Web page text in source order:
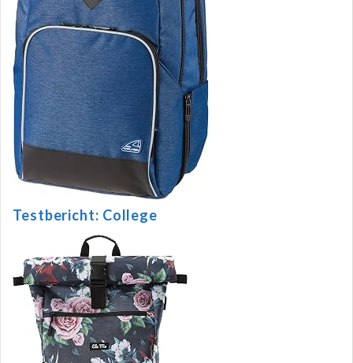
Testbericht: College